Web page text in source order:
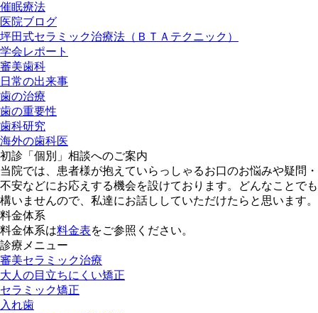
催眠療法
医院ブログ
坪田式セラミック治療法（ＢＴＡテクニック）
学会レポート
審美歯科
日常の出来事
歯の治療
歯の重要性
歯科研究
海外の歯科医
初診「個別」相談へのご案内
当院では、患者様が抱えていらっしゃるお口のお悩みや疑問・
不安などにお応えする機会を設けております。どんなことでも
構いませんので、私達にお話ししていただけたらと思います。
料金体系
料金体系は料金表をご参照ください。
診療メニュー
審美セラミック治療
大人の目立ちにくい矯正
セラミック矯正
入れ歯